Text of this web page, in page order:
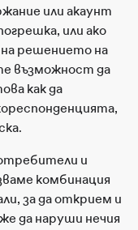
или акаунт
или ако
решението на
възможност да
как да
и
комбинация
за да открием и
да наруши нечия